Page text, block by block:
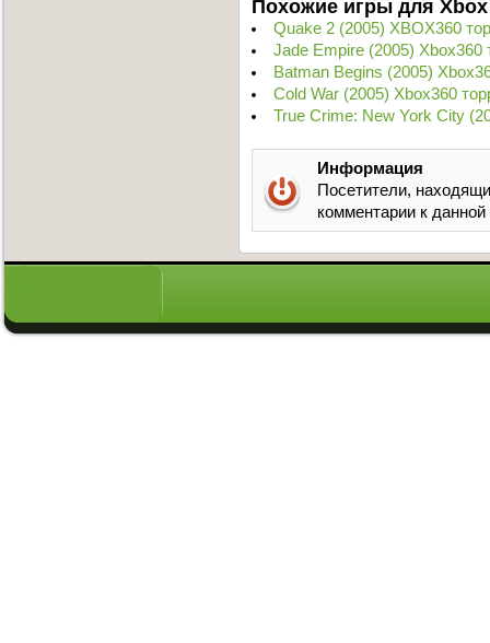
Похожие игры для Xbox
Quake 2 (2005) XBOX360
Jade Empire (2005) Xbox360
Batman Begins (2005)
Cold War (2005) Xbox360
True Crime: New York City
Информация
Посетители,
комментарии к